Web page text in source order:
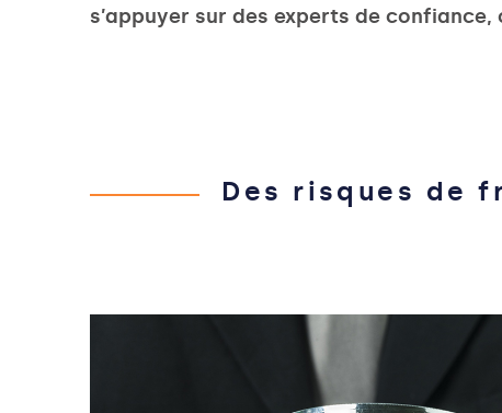
s’appuyer sur des experts de
Des risques de